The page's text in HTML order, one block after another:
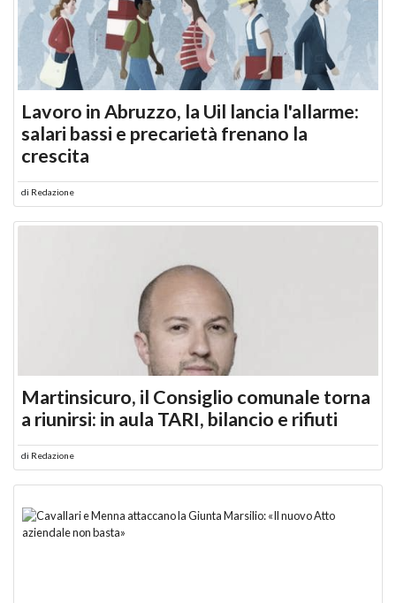
Lavoro in Abruzzo, la Uil lancia l'allarme:
salari bassi e precarietà frenano la
crescita
di Redazione
Martinsicuro, il Consiglio comunale torna
a riunirsi: in aula TARI, bilancio e rifiuti
di Redazione